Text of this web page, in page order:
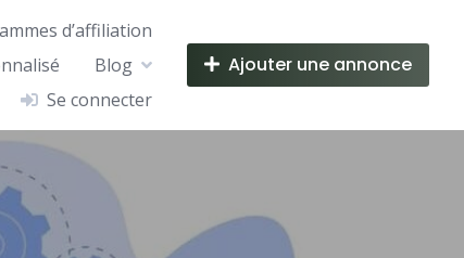
d’affiliation
Blog
Se connecter
Ajouter une annonce